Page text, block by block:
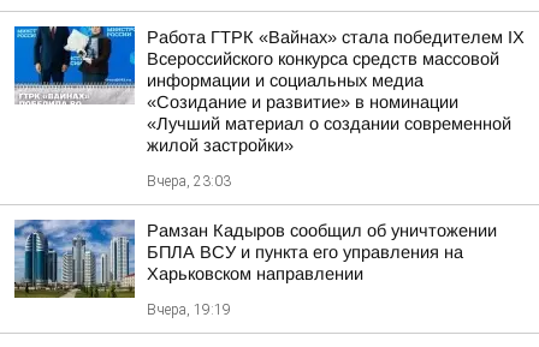
Работа ГТРК «Вайнах» стала победителем IX
Всероссийского конкурса средств массовой
информации и социальных медиа
«Созидание и развитие» в номинации
«Лучший материал о создании современной
жилой застройки»
Вчера, 23:03
Рамзан Кадыров сообщил об уничтожении
БПЛА ВСУ и пункта его управления на
Харьковском направлении
Вчера, 19:19